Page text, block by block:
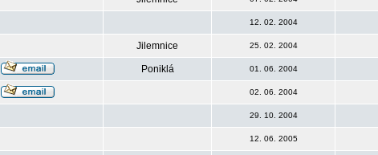
12. 02. 2004
Jilemnice 25. 02. 2004
Poniklá 01. 06. 2004
02. 06. 2004
29. 10. 2004
12. 06. 2005